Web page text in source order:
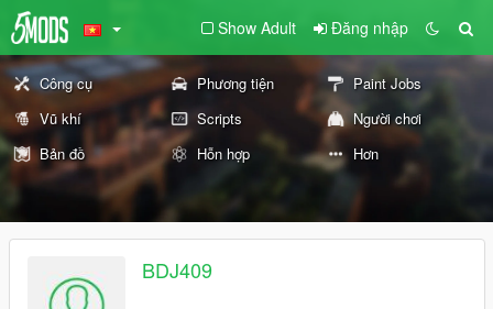
Show Adult Đăng nhập
Công cụ Phương tiện
Paint Jobs
Vũ khí
Scripts
Người chơi
Bản đồ
Hỗn hợp Hơn
BDJ409